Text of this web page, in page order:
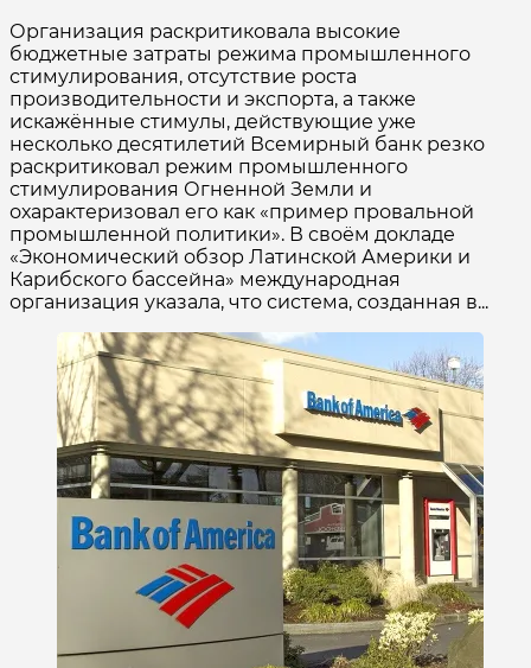
Организация раскритиковала высокие
бюджетные затраты режима промышленного
стимулирования, отсутствие роста
производительности и экспорта, а также
искажённые стимулы, действующие уже
несколько десятилетий Всемирный банк резко
раскритиковал режим промышленного
стимулирования Огненной Земли и
охарактеризовал его как «пример провальной
промышленной политики». В своём докладе
«Экономический обзор Латинской Америки и
Карибского бассейна» международная
организация указала, что система, созданная в...